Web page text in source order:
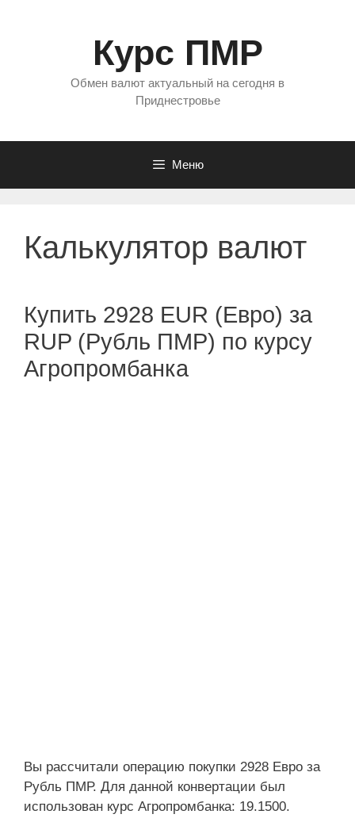
Курс ПМР
Обмен валют актуальный на сегодня в
Приднестровье
Меню
Калькулятор валют
Купить 2928 EUR (Евро) за
RUP (Рубль ПМР) по курсу
Агропромбанка
Вы рассчитали операцию покупки 2928 Евро за
Рубль ПМР. Для данной конвертации был
использован курс Агропромбанка: 19.1500.